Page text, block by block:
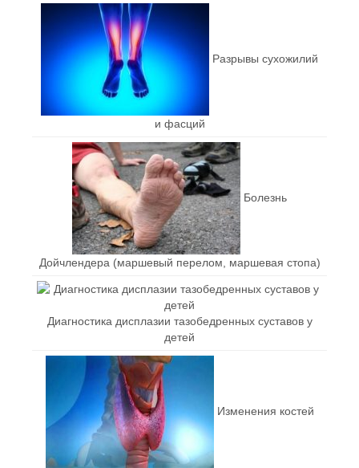
Разрывы сухожилий
и фасций
Болезнь
Дойчлендера (маршевый перелом, маршевая стопа)
Диагностика дисплазии тазобедренных суставов у
детей
Изменения костей